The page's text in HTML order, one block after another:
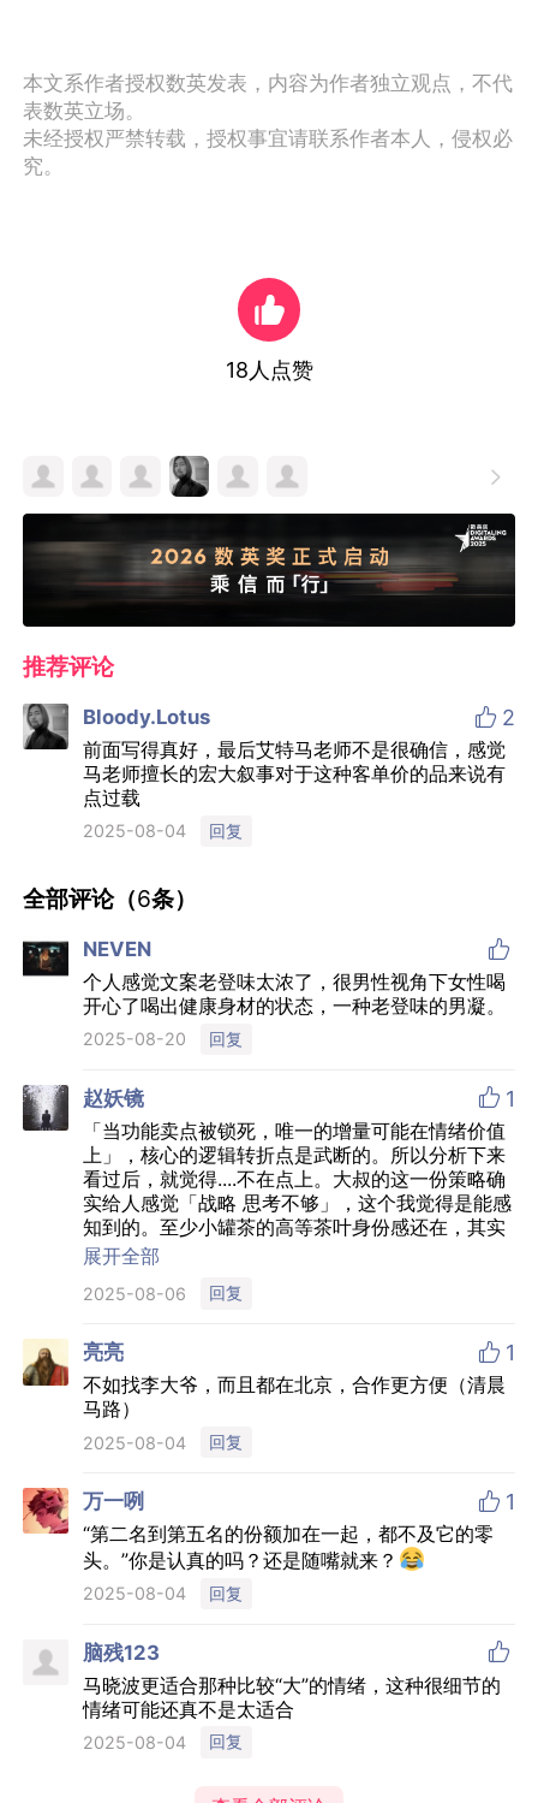
本文系作者授权数英发表，内容为作者独立观点，不代
表数英立场。
未经授权严禁转载，授权事宜请联系作者本人，侵权必
究。
18 人点赞

推荐评论
Bloody.Lotus  2
前面写得真好，最后艾特马老师不是很确信，感觉
马老师擅长的宏大叙事对于这种客单价的品来说有
点过载
2025-08-04 回复
全部评论（6条）
NEVEN 
个人感觉文案老登味太浓了，很男性视角下女性喝
开心了喝出健康身材的状态，一种老登味的男凝。
2025-08-20 回复
赵妖镜  1
「当功能卖点被锁死，唯一的增量可能在情绪价值
上」，核心的逻辑转折点是武断的。所以分析下来
看过后，就觉得....不在点上。大叔的这一份策略确
实给人感觉「战略 思考不够」，这个我觉得是能感
知到的。至少小罐茶的高等茶叶身份感还在，其实
做下沉饮品的话，卖点我觉得还是可以挖掘挖掘
展开全部
2025-08-06 回复
亮亮  1
不如找李大爷，而且都在北京，合作更方便（清晨
马路）
2025-08-04 回复
万一咧  1
“第二名到第五名的份额加在一起，都不及它的零
头。”你是认真的吗？还是随嘴就来？
2025-08-04 回复
脑残123 
马晓波更适合那种比较“大”的情绪，这种很细节的
情绪可能还真不是太适合
2025-08-04 回复